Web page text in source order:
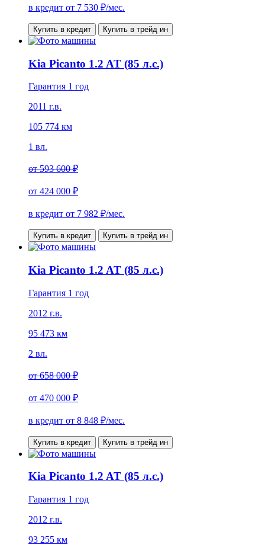
в кредит от 7 530 ₽/мес.
Купить в кредит Купить в трейд ин
Kia Picanto 1.2 AT (85 л.с.)
Гарантия 1 год
2011 г.в.
105 774 км
1 вл.
от593 600 ₽
от 424 000 ₽
в кредит от 7 982 ₽/мес.
Купить в кредит Купить в трейд ин
Kia Picanto 1.2 AT (85 л.с.)
Гарантия 1 год
2012 г.в.
95 473 км
2 вл.
от658 000 ₽
от 470 000 ₽
в кредит от 8 848 ₽/мес.
Купить в кредит Купить в трейд ин
Kia Picanto 1.2 AT (85 л.с.)
Гарантия 1 год
2012 г.в.
93 255 км